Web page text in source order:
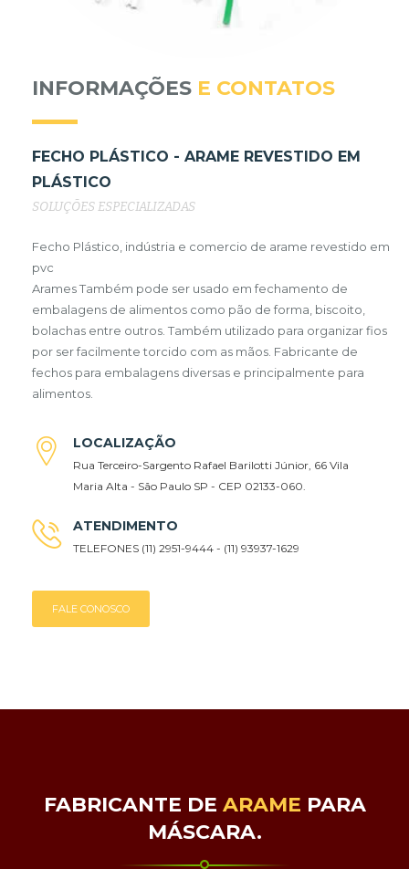
INFORMAÇÕES E CONTATOS
FECHO PLÁSTICO - ARAME REVESTIDO EM
PLÁSTICO
SOLUÇÕES ESPECIALIZADAS
Fecho Plástico, indústria e comercio de arame revestido em
pvc
Arames Também pode ser usado em fechamento de
embalagens de alimentos como pão de forma, biscoito,
bolachas entre outros. Também utilizado para organizar fios
por ser facilmente torcido com as mãos. Fabricante de
fechos para embalagens diversas e principalmente para
alimentos.
LOCALIZAÇÃO
Rua Terceiro-Sargento Rafael Barilotti Júnior, 66 Vila
Maria Alta - São Paulo SP - CEP 02133-060.
ATENDIMENTO
TELEFONES (11) 2951-9444 - (11) 93937-1629
FALE CONOSCO
FABRICANTE DE ARAME PARA
MÁSCARA.